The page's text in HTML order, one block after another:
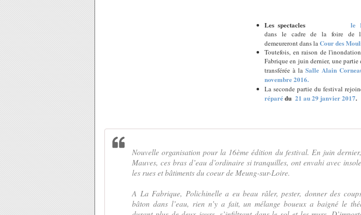
Les spectacles en caravanesle
dans le cadre de la foire de
demeureront dans laCour des
Toutefois, en raison de
Fabrique en juin dernier, une partie
transférée à la Salle Alain
novembre 2016.
La seconde partie du festival
réparédu 21 au 29 janvier 2017.
Nouvelle organisation pour la 16ème édition du festival. En juin
Mauves, ces bras d’eau d’ordinaire si tranquilles, ont envahi avec
les rues et bâtiments du coeur de Meung-sur-Loire.
A La Fabrique, Polichinelle a eu beau râler, pester, donner des
bâton dans l’eau, rien n’y a fait, un mélange boueux a baigné le